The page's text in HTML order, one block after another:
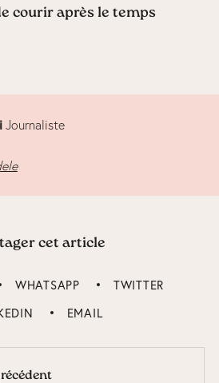
courir après le temps
Journaliste
cet article
WHATSAPP
TWITTER
EMAIL